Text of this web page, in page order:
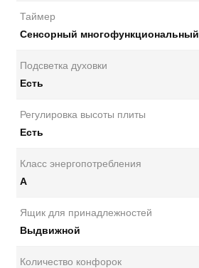
Таймер
Сенсорный многофункциональный
Подсветка духовки
Есть
Регулировка высоты плиты
Есть
Класс энергопотребления
А
Ящик для принадлежностей
Выдвижной
Количество конфорок